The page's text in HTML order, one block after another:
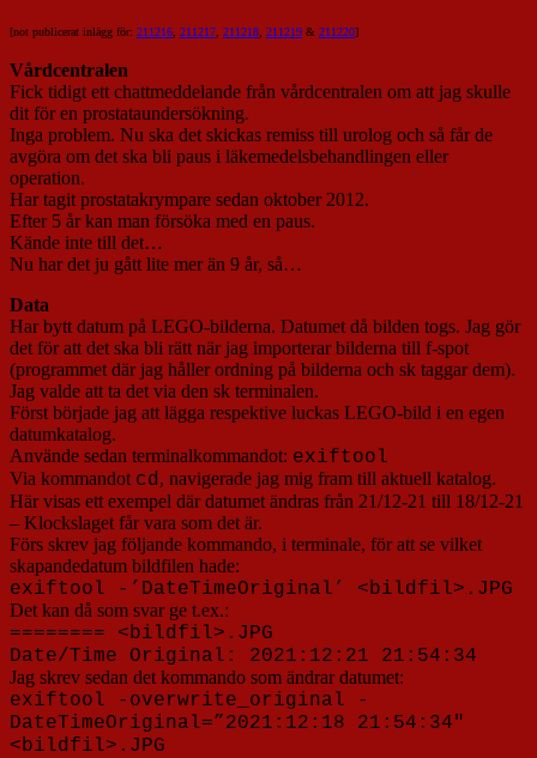
[not publicerat inlägg för: 211216 211217 211218 211219 & 211220]
Vårdcentralen
Fick tidigt ett chattmeddelande från vårdcentralen om att jag skulle
dit för en prostataundersökning.
Inga problem. Nu ska det skickas remiss till urolog och så får de
avgöra om det ska bli paus i läkemedelsbehandlingen eller
operation.
Har tagit prostatakrympare sedan oktober 2012.
Efter 5 år kan man försöka med en paus.
Kände inte till det…
Nu har det ju gått lite mer än 9 år, så…
Data
Har bytt datum på LEGO-bilderna. Datumet då bilden togs. Jag gör
det för att det ska bli rätt när jag importerar bilderna till f-spot
(programmet där jag håller ordning på bilderna och sk taggar dem).
Jag valde att ta det via den sk terminalen.
Först började jag att lägga respektive luckas LEGO-bild i en egen
datumkatalog.
Använde sedan terminalkommandot: exiftool
Via kommandot cd , navigerade jag mig fram till aktuell katalog.
Här visas ett exempel där datumet ändras från 21/12-21 till 18/12-21
– Klockslaget får vara som det är.
Förs skrev jag följande kommando, i terminale, för att se vilket
skapandedatum bildfilen hade:
exiftool -’DateTimeOriginal’ <bildfil>.JPG
Det kan då som svar ge t.ex.:
======== <bildfil>.JPG
Date/Time Original: 2021:12:21 21:54:34
Jag skrev sedan det kommando som ändrar datumet:
exiftool -overwrite_original -
DateTimeOriginal=”2021:12:18 21:54:34″
<bildfil>.JPG